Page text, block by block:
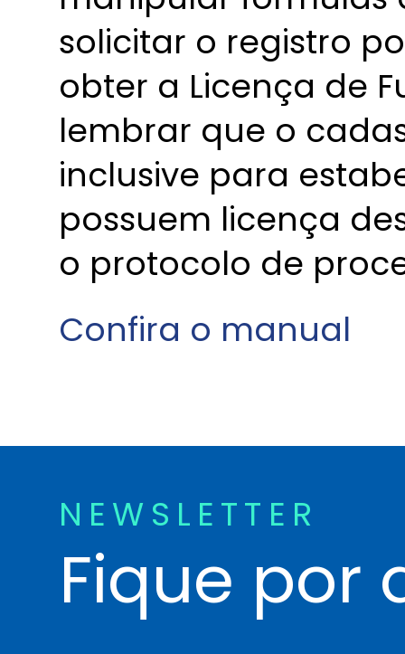
solicitar o registro
obter a Licença de
lembrar que o
inclusive para
possuem licença
o protocolo de
Confira o manual
NEWSLETTER
Fique por